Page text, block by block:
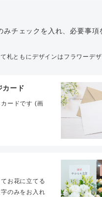
みチェックを入れ、必要事項
札ともにデザインはフラワーデ
カード
ードです (画
お花に立てる
のみをお入れ